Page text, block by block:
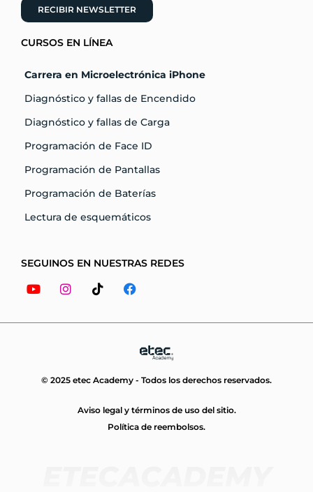
RECIBIR NEWSLETTER
CURSOS EN LÍNEA
Carrera en Microelectrónica iPhone
Diagnóstico y fallas de Encendido
Diagnóstico y fallas de Carga
Programación de Face ID
Programación de Pantallas
Programación de Baterías
Lectura de esquemáticos
SEGUINOS EN NUESTRAS REDES
YoutubeInstagramTiktokFacebook
© 2025 etec Academy - Todos los derechos reservados.
Aviso legal y términos de uso del sitio.
Política de reembolsos.